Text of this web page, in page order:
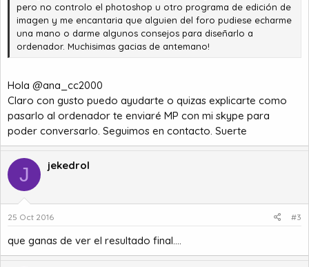
pero no controlo el photoshop u otro programa de edición de
imagen y me encantaria que alguien del foro pudiese echarme
una mano o darme algunos consejos para diseñarlo a
ordenador. Muchisimas gacias de antemano!
Hola @ana_cc2000
Claro con gusto puedo ayudarte o quizas explicarte como
pasarlo al ordenador te enviaré MP con mi skype para
poder conversarlo. Seguimos en contacto. Suerte
J jekedrol
25 Oct 2016 #3
que ganas de ver el resultado final....